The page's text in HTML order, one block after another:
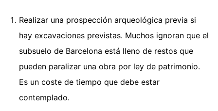
Realizar una prospección arqueológica previa si
hay excavaciones previstas. Muchos ignoran que el
subsuelo de Barcelona está lleno de restos que
pueden paralizar una obra por ley de patrimonio.
Es un coste de tiempo que debe estar
contemplado.